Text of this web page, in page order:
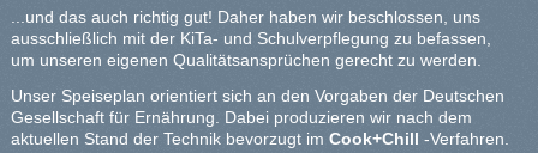
...und das auch richtig gut! Daher haben wir beschlossen, uns
ausschließlich mit der KiTa- und Schulverpflegung zu befassen,
um unseren eigenen Qualitätsansprüchen gerecht zu werden.
Unser Speiseplan orientiert sich an den Vorgaben der Deutschen
Gesellschaft für Ernährung. Dabei produzieren wir nach dem
aktuellen Stand der Technik bevorzugt im Cook+Chill -Verfahren.